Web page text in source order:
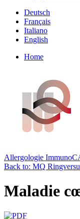
Deutsch
Français
Italiano
English
Home
Allergologie
Back to: MQ
Maladie